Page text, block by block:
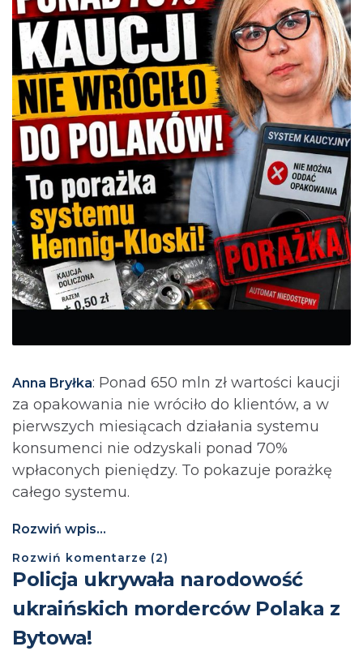
Anna Bryłka: Ponad 650 mln zł wartości kaucji
za opakowania nie wróciło do klientów, a w
pierwszych miesiącach działania systemu
konsumenci nie odzyskali ponad 70%
wpłaconych pieniędzy. To pokazuje porażkę
całego systemu.
Rozwiń wpis...
Rozwiń komentarze (2)
Policja ukrywała narodowość
ukraińskich morderców Polaka z
Bytowa!